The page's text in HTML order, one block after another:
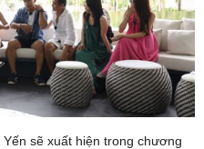
sẽ xuất hiện trong chương